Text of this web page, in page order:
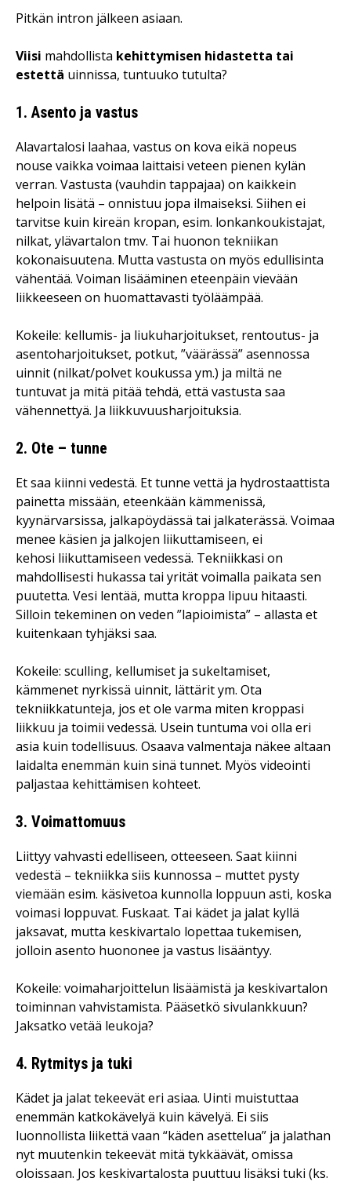
Pitkän intron jälkeen asiaan.
Viisi mahdollista kehittymisen hidastetta tai
estettä uinnissa, tuntuuko tutulta?
1. Asento ja vastus
Alavartalosi laahaa, vastus on kova eikä nopeus
nouse vaikka voimaa laittaisi veteen pienen kylän
verran. Vastusta (vauhdin tappajaa) on kaikkein
helpoin lisätä – onnistuu jopa ilmaiseksi. Siihen ei
tarvitse kuin kireän kropan, esim. lonkankoukistajat,
nilkat, ylävartalon tmv. Tai huonon tekniikan
kokonaisuutena. Mutta vastusta on myös edullisinta
vähentää. Voiman lisääminen eteenpäin vievään
liikkeeseen on huomattavasti työläämpää.
Kokeile: kellumis- ja liukuharjoitukset, rentoutus- ja
asentoharjoitukset, potkut, ”väärässä” asennossa
uinnit (nilkat/polvet koukussa ym.) ja miltä ne
tuntuvat ja mitä pitää tehdä, että vastusta saa
vähennettyä. Ja liikkuvuusharjoituksia.
2. Ote – tunne
Et saa kiinni vedestä. Et tunne vettä ja hydrostaattista
painetta missään, eteenkään kämmenissä,
kyynärvarsissa, jalkapöydässä tai jalkaterässä. Voimaa
menee käsien ja jalkojen liikuttamiseen, ei
kehosi liikuttamiseen vedessä. Tekniikkasi on
mahdollisesti hukassa tai yrität voimalla paikata sen
puutetta. Vesi lentää, mutta kroppa lipuu hitaasti.
Silloin tekeminen on veden ”lapioimista” – allasta et
kuitenkaan tyhjäksi saa.
Kokeile: sculling, kellumiset ja sukeltamiset,
kämmenet nyrkissä uinnit, lättärit ym. Ota
tekniikkatunteja, jos et ole varma miten kroppasi
liikkuu ja toimii vedessä. Usein tuntuma voi olla eri
asia kuin todellisuus. Osaava valmentaja näkee altaan
laidalta enemmän kuin sinä tunnet. Myös videointi
paljastaa kehittämisen kohteet.
3. Voimattomuus
Liittyy vahvasti edelliseen, otteeseen. Saat kiinni
vedestä – tekniikka siis kunnossa – muttet pysty
viemään esim. käsivetoa kunnolla loppuun asti, koska
voimasi loppuvat. Fuskaat. Tai kädet ja jalat kyllä
jaksavat, mutta keskivartalo lopettaa tukemisen,
jolloin asento huononee ja vastus lisääntyy.
Kokeile: voimaharjoittelun lisäämistä ja keskivartalon
toiminnan vahvistamista. Pääsetkö sivulankkuun?
Jaksatko vetää leukoja?
4. Rytmitys ja tuki
Kädet ja jalat tekeevät eri asiaa. Uinti muistuttaa
enemmän katkokävelyä kuin kävelyä. Ei siis
luonnollista liikettä vaan “käden asettelua” ja jalathan
nyt muutenkin tekeevät mitä tykkäävät, omissa
oloissaan. Jos keskivartalosta puuttuu lisäksi tuki (ks.